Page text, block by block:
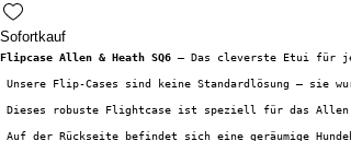
Sofortkauf
Flipcase Allen & Heath SQ6 – Das cleverste Etui für
Unsere Flip-Cases sind keine Standardlösung – sie
Dieses robuste Flightcase ist speziell für das Allen
Auf der Rückseite befindet sich eine geräumige